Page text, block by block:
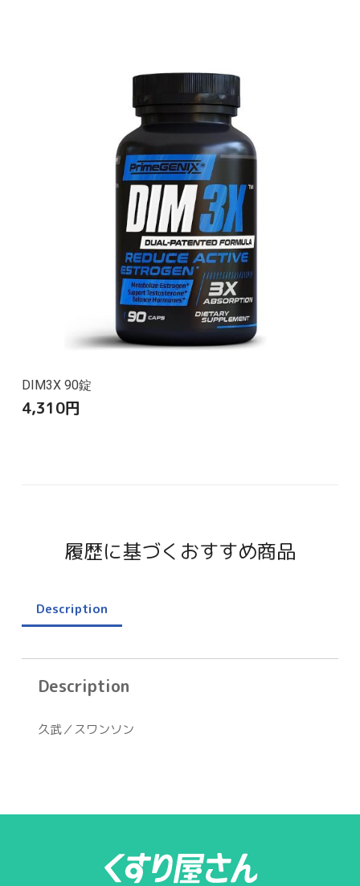
DIM3X 90錠
4,310円
履歴に基づくおすすめ商品
Description
Description
久武／スワンソン